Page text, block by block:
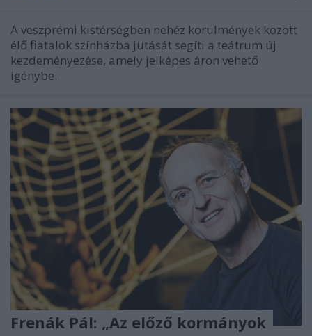
A veszprémi kistérségben nehéz körülmények között
élő fiatalok színházba jutását segíti a teátrum új
kezdeményezése, amely jelképes áron vehető
igénybe.
Frenák Pál: „Az előző kormányok